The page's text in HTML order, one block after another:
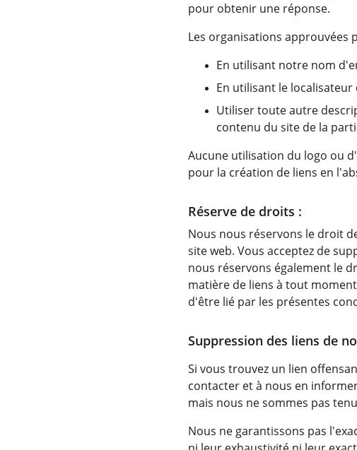
pour obtenir une réponse.
Les organisations approuvées
En utilisant notre nom
En utilisant le
Utiliser toute autre
contenu du site de la
Aucune utilisation du logo ou
pour la création de liens en
Réserve de droits :
Nous nous réservons le droit
site web. Vous acceptez de
nous réservons également le
matière de liens à tout
d'être lié par les présentes
Suppression des liens de
Si vous trouvez un lien
contacter et à nous en
mais nous ne sommes pas
Nous ne garantissons pas